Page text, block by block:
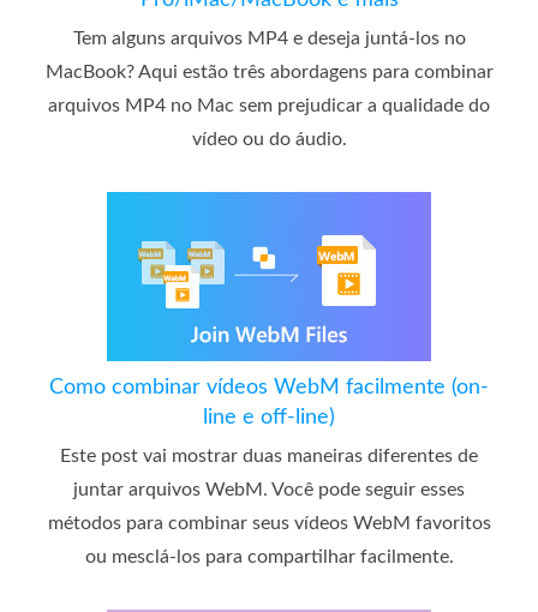
Tem alguns arquivos MP4 e deseja juntá-los no
MacBook? Aqui estão três abordagens para combinar
arquivos MP4 no Mac sem prejudicar a qualidade do
vídeo ou do áudio.
Como combinar vídeos WebM facilmente (on-
line e off-line)
Este post vai mostrar duas maneiras diferentes de
juntar arquivos WebM. Você pode seguir esses
métodos para combinar seus vídeos WebM favoritos
ou mesclá-los para compartilhar facilmente.